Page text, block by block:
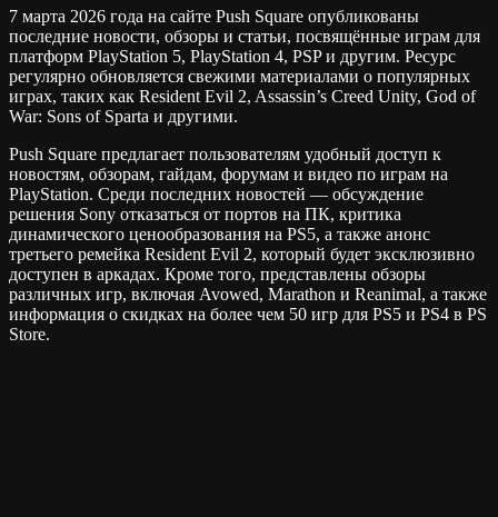
7 марта 2026 года на сайте Push Square опубликованы
последние новости, обзоры и статьи, посвящённые играм для
платформ PlayStation 5, PlayStation 4, PSP и другим. Ресурс
регулярно обновляется свежими материалами о популярных
играх, таких как Resident Evil 2, Assassin’s Creed Unity, God of
War: Sons of Sparta и другими.
Push Square предлагает пользователям удобный доступ к
новостям, обзорам, гайдам, форумам и видео по играм на
PlayStation. Среди последних новостей — обсуждение
решения Sony отказаться от портов на ПК, критика
динамического ценообразования на PS5, а также анонс
третьего ремейка Resident Evil 2, который будет эксклюзивно
доступен в аркадах. Кроме того, представлены обзоры
различных игр, включая Avowed, Marathon и Reanimal, а также
информация о скидках на более чем 50 игр для PS5 и PS4 в PS
Store.